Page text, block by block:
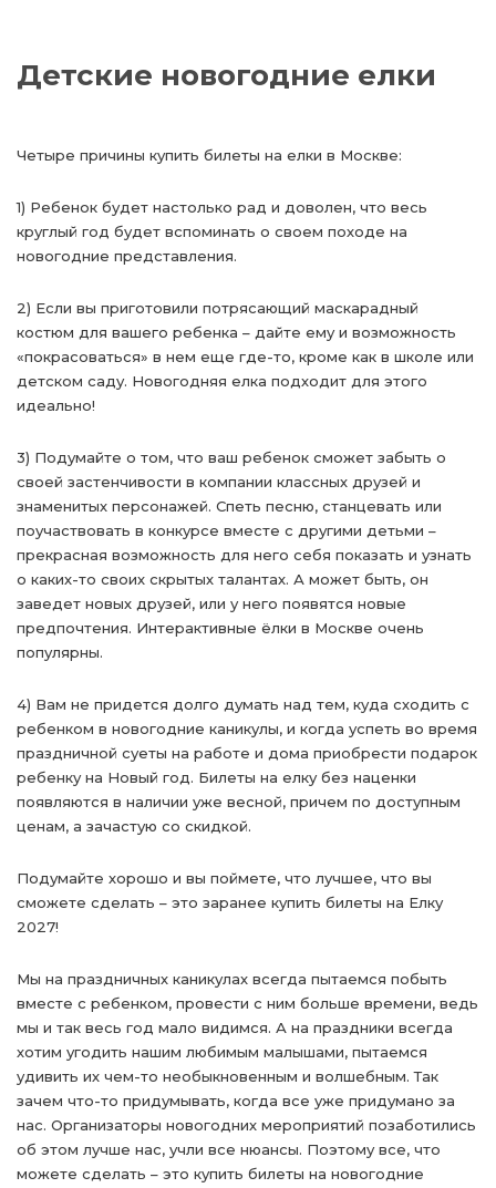
Детские новогодние елки
Четыре причины купить билеты на елки в Москве:
1) Ребенок будет настолько рад и доволен, что весь
круглый год будет вспоминать о своем походе на
новогодние представления.
2) Если вы приготовили потрясающий маскарадный
костюм для вашего ребенка – дайте ему и возможность
«покрасоваться» в нем еще где-то, кроме как в школе или
детском саду. Новогодняя елка подходит для этого
идеально!
3) Подумайте о том, что ваш ребенок сможет забыть о
своей застенчивости в компании классных друзей и
знаменитых персонажей. Спеть песню, станцевать или
поучаствовать в конкурсе вместе с другими детьми –
прекрасная возможность для него себя показать и узнать
о каких-то своих скрытых талантах. А может быть, он
заведет новых друзей, или у него появятся новые
предпочтения. Интерактивные ёлки в Москве очень
популярны.
4) Вам не придется долго думать над тем, куда сходить с
ребенком в новогодние каникулы, и когда успеть во время
праздничной суеты на работе и дома приобрести подарок
ребенку на Новый год. Билеты на елку без наценки
появляются в наличии уже весной, причем по доступным
ценам, а зачастую со скидкой.
Подумайте хорошо и вы поймете, что лучшее, что вы
сможете сделать – это заранее купить билеты на Елку
2027!
Мы на праздничных каникулах всегда пытаемся побыть
вместе с ребенком, провести с ним больше времени, ведь
мы и так весь год мало видимся. А на праздники всегда
хотим угодить нашим любимым малышами, пытаемся
удивить их чем-то необыкновенным и волшебным. Так
зачем что-то придумывать, когда все уже придумано за
нас. Организаторы новогодних мероприятий позаботились
об этом лучше нас, учли все нюансы. Поэтому все, что
можете сделать – это купить билеты на новогодние